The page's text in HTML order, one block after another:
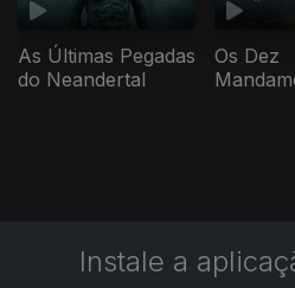
As Últimas Pegadas
do Neandertal
Os Dez
Instale a